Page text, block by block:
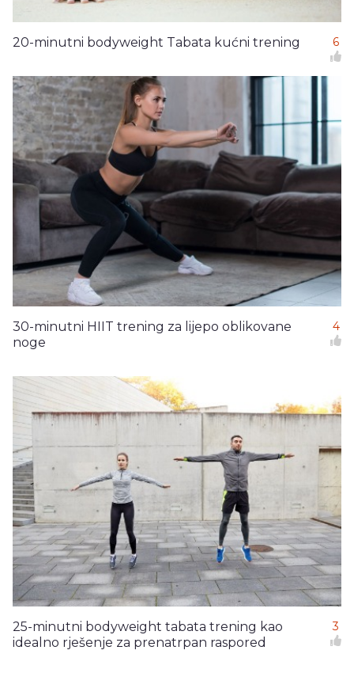
20-minutni bodyweight Tabata kućni trening 6
30-minutni HIIT trening za lijepo oblikovane
noge
4
25-minutni bodyweight tabata trening kao
idealno rješenje za prenatrpan raspored
3